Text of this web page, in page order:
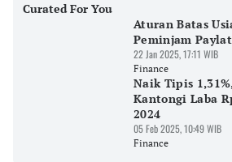
Curated For You
Aturan Batas
Peminjam
22 Jan 2025, 17:11 WIB
Finance
Naik Tipis
Kantongi Laba
2024
05 Feb 2025, 10:49 WIB
Finance